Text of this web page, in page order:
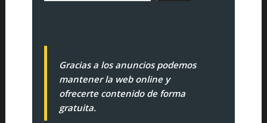
Gracias a los anuncios podemos
mantener la web online y
ofrecerte contenido de forma
gratuita.